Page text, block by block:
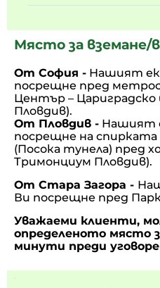
Място за вземане/
От София - Нашият
посрещне пред
Център – Цариградско
Пловдив).
От Пловдив - Нашият
посрещне на
(Посока тунела) пред
Тримонциум Пловдив).
От Стара Загора -
Ви посрещне пред
Уважаеми клиенти,
определеното място
минути преди